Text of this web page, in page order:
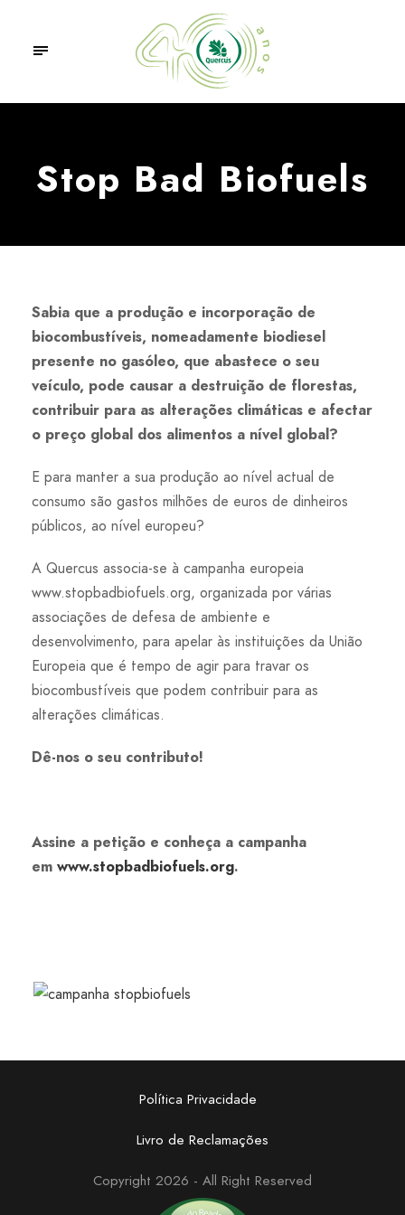
Stop Bad Biofuels
Sabia que a produção e incorporação de
biocombustíveis, nomeadamente biodiesel
presente no gasóleo, que abastece o seu
veículo, pode causar a destruição de florestas,
contribuir para as alterações climáticas e afectar
o preço global dos alimentos a nível global?
E para manter a sua produção ao nível actual de
consumo são gastos milhões de euros de dinheiros
públicos, ao nível europeu?
A Quercus associa-se à campanha europeia
www.stopbadbiofuels.org, organizada por várias
associações de defesa de ambiente e
desenvolvimento, para apelar às instituições da União
Europeia que é tempo de agir para travar os
biocombustíveis que podem contribuir para as
alterações climáticas.
Dê-nos o seu contributo!
Assine a petição e conheça a campanha
em www.stopbadbiofuels.org.
Política Privacidade
Livro de Reclamações
Copyright 2026 - All Right Reserved